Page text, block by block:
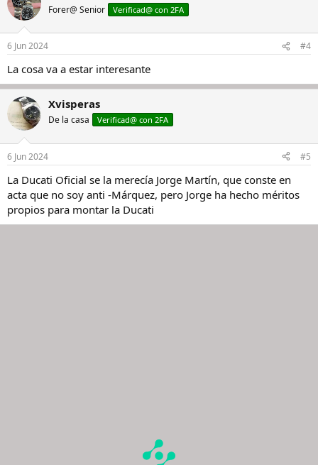
Forer@ Senior Verificad@ con 2FA
6 Jun 2024 #4
La cosa va a estar interesante
Xvisperas
De la casa Verificad@ con 2FA
6 Jun 2024 #5
La Ducati Oficial se la merecía Jorge Martín, que conste en
acta que no soy anti -Márquez, pero Jorge ha hecho méritos
propios para montar la Ducati